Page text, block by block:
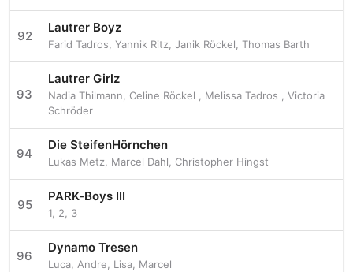
92
Lautrer Boyz
Farid Tadros Yannik Ritz Janik Röckel Thomas Barth
93
Lautrer Girlz
Nadia Thilmann Celine Röckel Melissa Tadros
Victoria
Schröder
94
Die SteifenHörnchen
Lukas Metz Marcel Dahl Christopher Hingst
95
PARK-Boys III
1 2 3
96
Dynamo Tresen
Luca Andre Lisa Marcel